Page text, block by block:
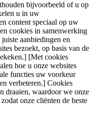
bijvoorbeeld of u op
u in uw
content speciaal op uw
cookies in samenwerking
aanbiedingen en
bezoekt, op basis van de
[Met cookies
hoe u onze websites
functies uw voorkeur
verbeteren.] Cookies
draaien, waardoor we onze
onze cliënten de beste